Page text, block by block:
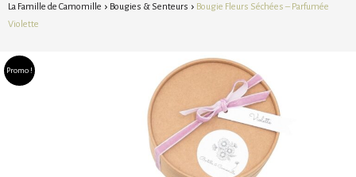
La Famille de Camomille Bougies & Senteurs
Bougie Fleurs Séchées – Parfumée
Violette
Promo !